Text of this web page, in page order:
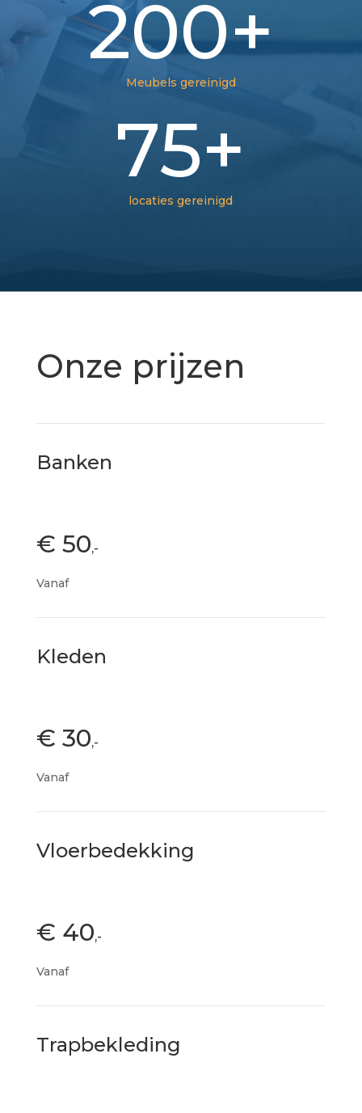
200+
Meubels gereinigd
75+
locaties gereinigd
Onze prijzen
Banken
€ 50,-
Vanaf
Kleden
€ 30,-
Vanaf
Vloerbedekking
€ 40,-
Vanaf
Trapbekleding